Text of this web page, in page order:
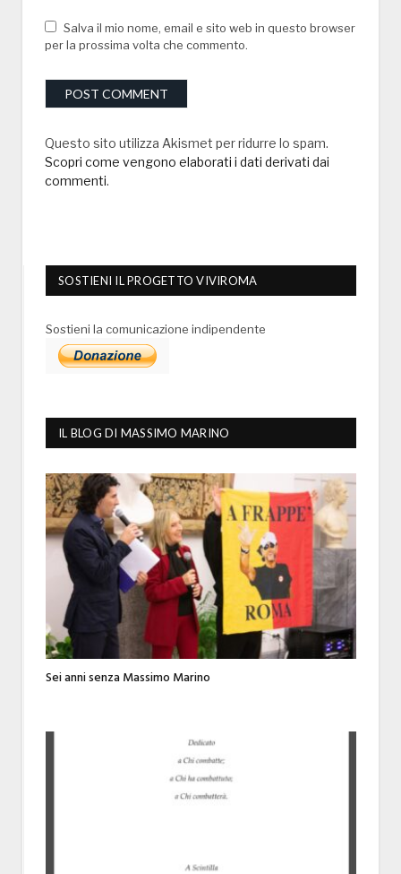
Salva il mio nome, email e sito web in questo browser
per la prossima volta che commento.
Questo sito utilizza Akismet per ridurre lo spam.
Scopri come vengono elaborati i dati derivati dai
commenti.
SOSTIENI IL PROGETTO VIVIROMA
Sostieni la comunicazione indipendente
IL BLOG DI MASSIMO MARINO
Sei anni senza Massimo Marino